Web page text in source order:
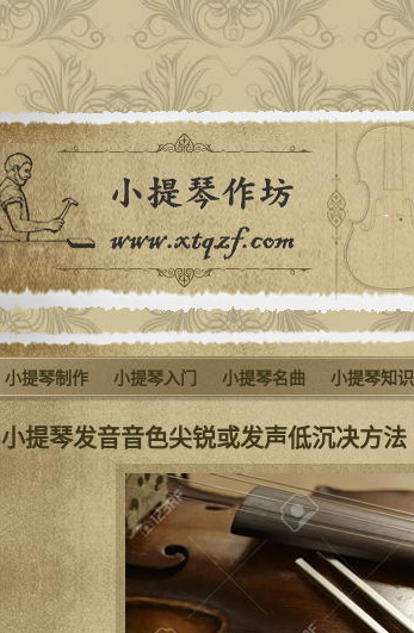
小提琴制作 小提琴入门 小提琴名曲 小提琴知识
小提琴发音音色尖锐或发声低沉决方法